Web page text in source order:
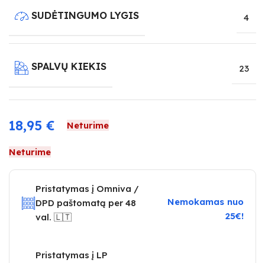
SUDĖTINGUMO LYGIS 4
SPALVŲ KIEKIS 23
18,95 € Neturime
Neturime
Pristatymas į Omniva /
DPD paštomatą per 48
val. 🇱🇹
Nemokamas nuo
25€!
Pristatymas į LP